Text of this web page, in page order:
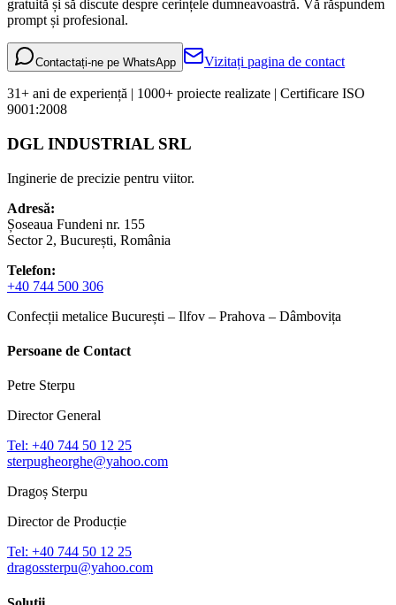
gratuită și să discute despre cerințele dumneavoastră. Vă răspundem
prompt și profesional.
Contactați-ne pe WhatsApp Vizitați pagina de contact
31+ ani de experiență | 1000+ proiecte realizate | Certificare ISO
9001:2008
DGL INDUSTRIAL SRL
Inginerie de precizie pentru viitor.
Adresă:
Șoseaua Fundeni nr. 155
Sector 2, București, România
Telefon:
+40 744 500 306
Confecții metalice București – Ilfov – Prahova – Dâmbovița
Persoane de Contact
Petre Sterpu
Director General
Tel: +40 744 50 12 25
sterpugheorghe@yahoo.com
Dragoș Sterpu
Director de Producție
Tel: +40 744 50 12 25
dragossterpu@yahoo.com